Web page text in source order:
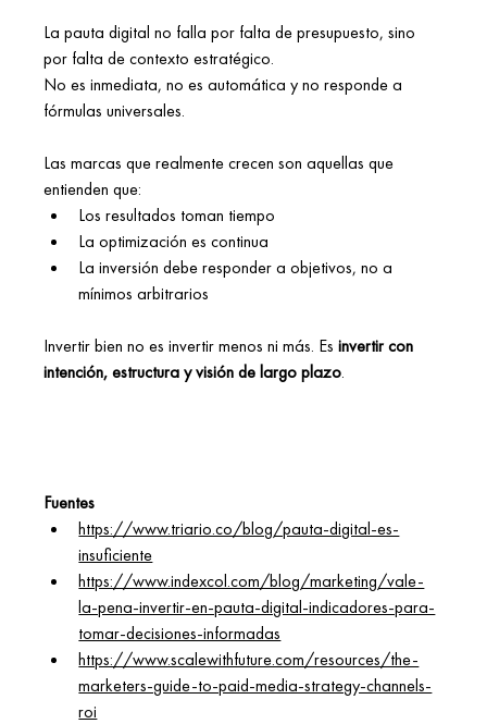
La pauta digital no falla por falta de presupuesto, sino
por falta de contexto estratégico.
No es inmediata, no es automática y no responde a
fórmulas universales.
Las marcas que realmente crecen son aquellas que
entienden que:
Los resultados toman tiempo
La optimización es continua
La inversión debe responder a objetivos, no a
mínimos arbitrarios
Invertir bien no es invertir menos ni más. Es invertir con
intención, estructura y visión de largo plazo.
Fuentes
https://www.triario.co/blog/pauta-digital-es-
insuficiente
https://www.indexcol.com/blog/marketing/vale-
la-pena-invertir-en-pauta-digital-indicadores-para-
tomar-decisiones-informadas
https://www.scalewithfuture.com/resources/the-
marketers-guide-to-paid-media-strategy-channels-
roi